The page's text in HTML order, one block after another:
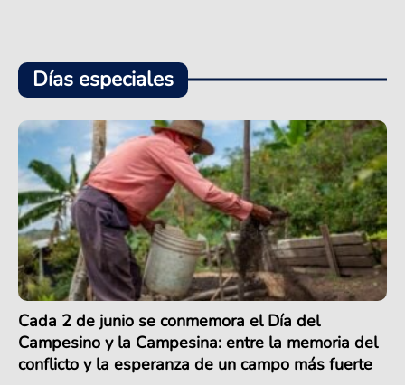
Días especiales
Cada 2 de junio se conmemora el Día del
Campesino y la Campesina: entre la memoria del
conflicto y la esperanza de un campo más fuerte